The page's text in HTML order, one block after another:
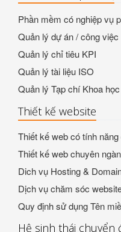
Phần mềm có nghiệp vụ
Quản lý dự án / công việc
Quản lý chỉ tiêu KPI
Quản lý tài liệu ISO
Quản lý Tạp chí Khoa học
Thiết kế website
Thiết kế web có tính
Thiết kế web chuyên
Dich vụ Hosting &
Dịch vụ chăm sóc
Quy định sử dụng Tên
Hệ sinh thái chuyển